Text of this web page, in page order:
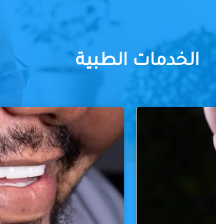
الخدمات الطبية